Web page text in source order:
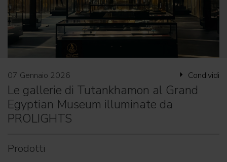
07 Gennaio 2026 Condividi
Le gallerie di Tutankhamon al Grand
Egyptian Museum illuminate da
PROLIGHTS
Prodotti